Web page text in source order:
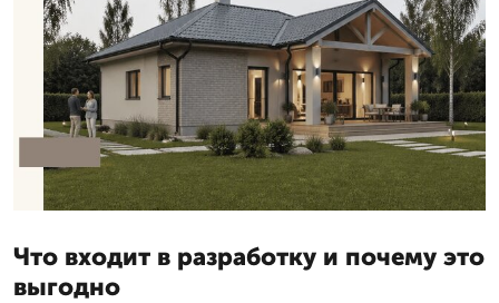
Что входит в разработку и почему это
выгодно